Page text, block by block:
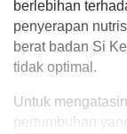
berlebihan
penyerapan
berat badan Si
tidak optimal.
Untuk
pertumbuhan